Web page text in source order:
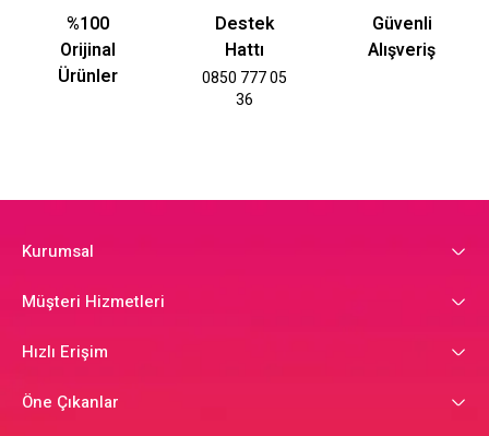
%100
Orijinal
Ürünler
Destek
Hattı
0850 777 05
36
Güvenli
Alışveriş
Kurumsal
Müşteri Hizmetleri
Hızlı Erişim
Öne Çıkanlar